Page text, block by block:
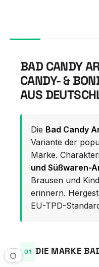
BAD CANDY
ANDY- &
US
Die Bad Candy
Variante der
Marke.
und Süßwaren-
Brausen und
erinnern.
EU-TPD-
DIE MARKE